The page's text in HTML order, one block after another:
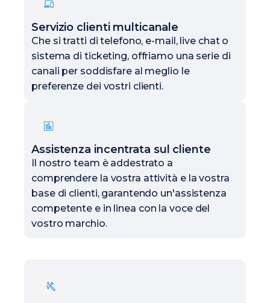
Servizio clienti multicanale
Che si tratti di telefono, e-mail, live chat o
sistema di ticketing, offriamo una serie di
canali per soddisfare al meglio le
preferenze dei vostri clienti.
Assistenza incentrata sul cliente
Il nostro team è addestrato a
comprendere la vostra attività e la vostra
base di clienti, garantendo un'assistenza
competente e in linea con la voce del
vostro marchio.